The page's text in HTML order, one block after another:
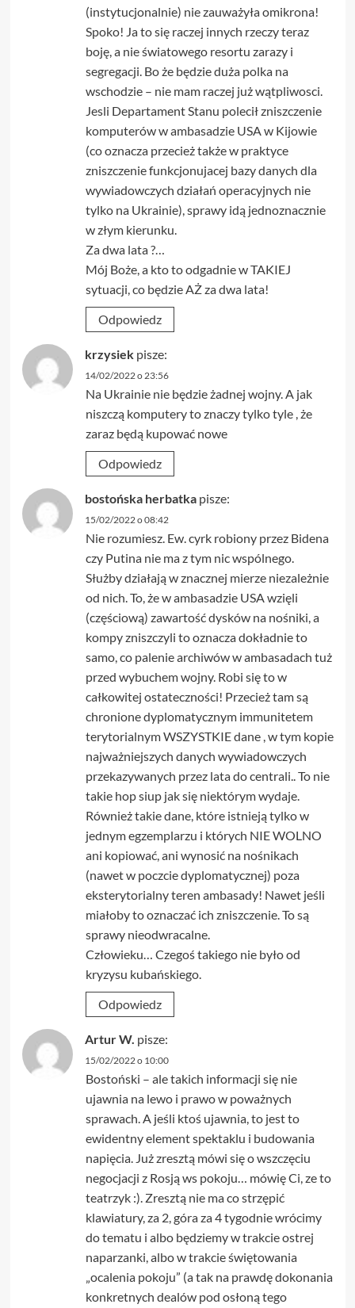
(instytucjonalnie) nie zauważyła omikrona!
Spoko! Ja to się raczej innych rzeczy teraz
boję, a nie światowego resortu zarazy i
segregacji. Bo że będzie duża polka na
wschodzie – nie mam raczej już wątpliwosci.
Jesli Departament Stanu polecił zniszczenie
komputerów w ambasadzie USA w Kijowie
(co oznacza przecież także w praktyce
zniszczenie funkcjonujacej bazy danych dla
wywiadowczych działań operacyjnych nie
tylko na Ukrainie), sprawy idą jednoznacznie
w złym kierunku.
Za dwa lata ?…
Mój Boże, a kto to odgadnie w TAKIEJ
sytuacji, co będzie AŻ za dwa lata!
Odpowiedz
krzysiek pisze:
14/02/2022 o 23:56
Na Ukrainie nie będzie żadnej wojny. A jak
niszczą komputery to znaczy tylko tyle , że
zaraz będą kupować nowe
Odpowiedz
bostońska herbatka pisze:
15/02/2022 o 08:42
Nie rozumiesz. Ew. cyrk robiony przez Bidena
czy Putina nie ma z tym nic wspólnego.
Służby działają w znacznej mierze niezależnie
od nich. To, że w ambasadzie USA wzięli
(częściową) zawartość dysków na nośniki, a
kompy zniszczyli to oznacza dokładnie to
samo, co palenie archiwów w ambasadach tuż
przed wybuchem wojny. Robi się to w
całkowitej ostateczności! Przecież tam są
chronione dyplomatycznym immunitetem
terytorialnym WSZYSTKIE dane , w tym kopie
najważniejszych danych wywiadowczych
przekazywanych przez lata do centrali.. To nie
takie hop siup jak się niektórym wydaje.
Również takie dane, które istnieją tylko w
jednym egzemplarzu i których NIE WOLNO
ani kopiować, ani wynosić na nośnikach
(nawet w poczcie dyplomatycznej) poza
eksterytorialny teren ambasady! Nawet jeśli
miałoby to oznaczać ich zniszczenie. To są
sprawy nieodwracalne.
Człowieku… Czegoś takiego nie było od
kryzysu kubańskiego.
Odpowiedz
Artur W. pisze:
15/02/2022 o 10:00
Bostoński – ale takich informacji się nie
ujawnia na lewo i prawo w poważnych
sprawach. A jeśli ktoś ujawnia, to jest to
ewidentny element spektaklu i budowania
napięcia. Już zresztą mówi się o wszczęciu
negocjacji z Rosją ws pokoju… mówię Ci, ze to
teatrzyk :). Zresztą nie ma co strzępić
klawiatury, za 2, góra za 4 tygodnie wrócimy
do tematu i albo będziemy w trakcie ostrej
naparzanki, albo w trakcie świętowania
„ocalenia pokoju” (a tak na prawdę dokonania
konkretnych dealów pod osłoną tego